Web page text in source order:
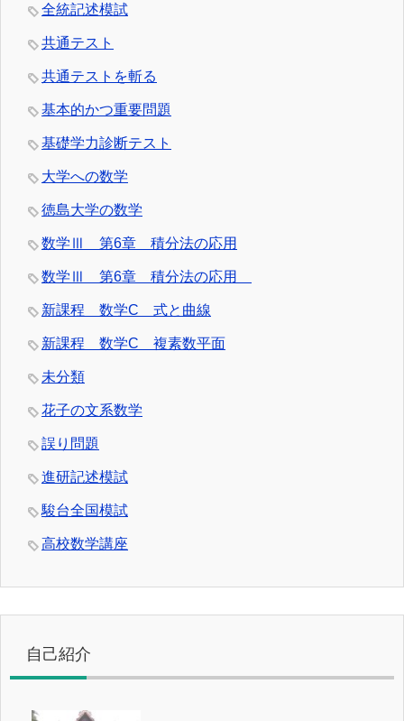
全統記述模試
共通テスト
共通テストを斬る
基本的かつ重要問題
基礎学力診断テスト
大学への数学
徳島大学の数学
数学Ⅲ 第6章 積分法の応用
数学Ⅲ 第6章 積分法の応用
新課程 数学C 式と曲線
新課程 数学C 複素数平面
未分類
花子の文系数学
誤り問題
進研記述模試
駿台全国模試
高校数学講座
自己紹介